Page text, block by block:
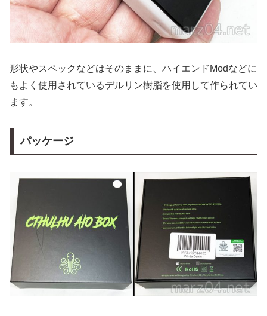
形状やスペックなどはそのままに、ハイエンドModなどに
もよく使用されているデルリン樹脂を使用して作られてい
ます。
パッケージ